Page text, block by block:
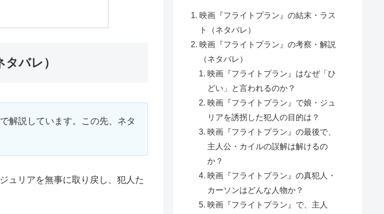
バレ）
解説しています。この先、ネタ
ュリアを無事に取り戻し、犯人た
映画『フライトプラン』の結末・ラス
ト（ネタバレ）
映画『フライトプラン』の考察・解説
（ネタバレ）
映画『フライトプラン』はなぜ「ひ
どい」と言われるのか？
映画『フライトプラン』で娘・ジュ
リアを誘拐した犯人の目的は？
映画『フライトプラン』の最後で、
主人公・カイルの誤解は解けるの
か？
映画『フライトプラン』の真犯人・
カーソンはどんな人物か？
映画『フライトプラン』で、主人